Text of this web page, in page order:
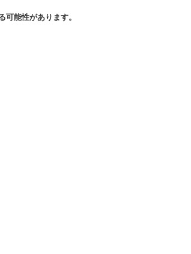
能性があります。